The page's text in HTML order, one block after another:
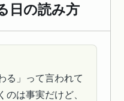
日の読み方
る」って言われて
のは事実だけど、